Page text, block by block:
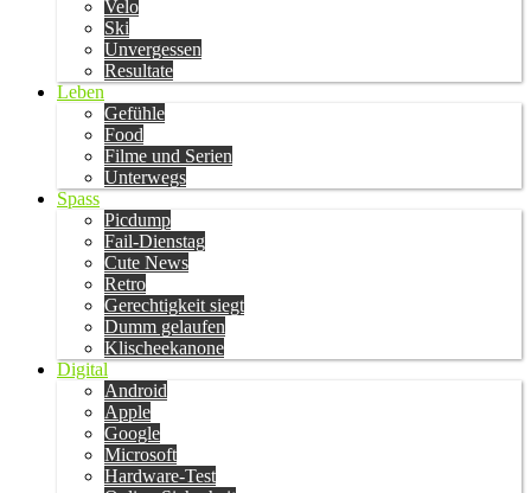
Velo
Ski
Unvergessen
Resultate
Leben
Gefühle
Food
Filme und Serien
Unterwegs
Spass
Picdump
Fail-Dienstag
Cute News
Retro
Gerechtigkeit siegt
Dumm gelaufen
Klischeekanone
Digital
Android
Apple
Google
Microsoft
Hardware-Test